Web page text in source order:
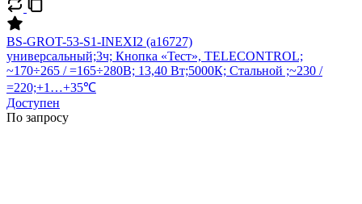
BS-GROT-53-S1-INEXI2 (a16727)
универсальный;3ч; Кнопка «Тест», TELECONTROL;
~170÷265 / =165÷280В; 13,40 Вт;5000К; Стальной ;~230 /
=220;+1…+35℃
Доступен
По запросу